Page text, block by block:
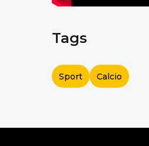
Tags
Sport Calcio